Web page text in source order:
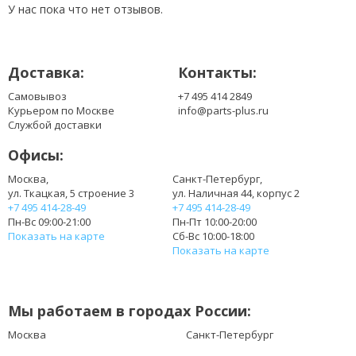
N140O6-L02
У нас пока что нет отзывов.
Доставка:
Самовывоз
Курьером по Москве
Службой доставки
Контакты:
+7 495 414 2849
info@parts-plus.ru
Офисы:
Москва,
ул. Ткацкая, 5 строение 3
+7 495 414-28-49
Пн-Вс 09:00-21:00
Показать на карте
Санкт-Петербург,
ул. Наличная 44, корпус 2
+7 495 414-28-49
Пн-Пт 10:00-20:00
Сб-Вс 10:00-18:00
Показать на карте
Мы работаем в городах России:
Москва Санкт-Петербург